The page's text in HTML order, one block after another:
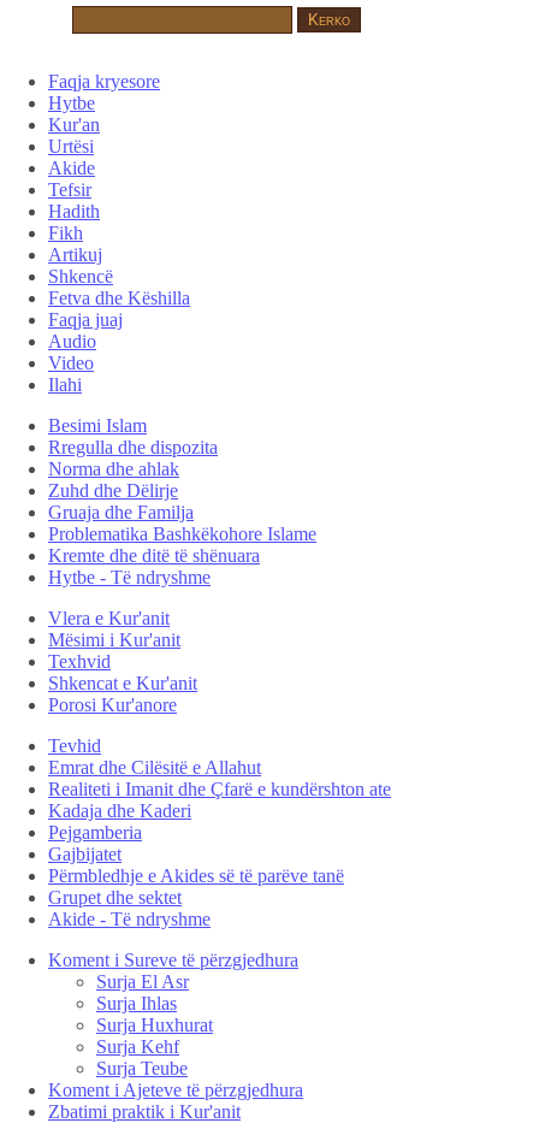
Faqja kryesore
Hytbe
Kur'an
Urtësi
Akide
Tefsir
Hadith
Fikh
Artikuj
Shkencë
Fetva dhe Këshilla
Faqja juaj
Audio
Video
Ilahi
Besimi Islam
Rregulla dhe dispozita
Norma dhe ahlak
Zuhd dhe Dëlirje
Gruaja dhe Familja
Problematika Bashkëkohore Islame
Kremte dhe ditë të shënuara
Hytbe - Të ndryshme
Vlera e Kur'anit
Mësimi i Kur'anit
Texhvid
Shkencat e Kur'anit
Porosi Kur'anore
Tevhid
Emrat dhe Cilësitë e Allahut
Realiteti i Imanit dhe Çfarë e kundërshton ate
Kadaja dhe Kaderi
Pejgamberia
Gajbijatet
Përmbledhje e Akides së të parëve tanë
Grupet dhe sektet
Akide - Të ndryshme
Koment i Sureve të përzgjedhura
Surja El Asr
Surja Ihlas
Surja Huxhurat
Surja Kehf
Surja Teube
Koment i Ajeteve të përzgjedhura
Zbatimi praktik i Kur'anit